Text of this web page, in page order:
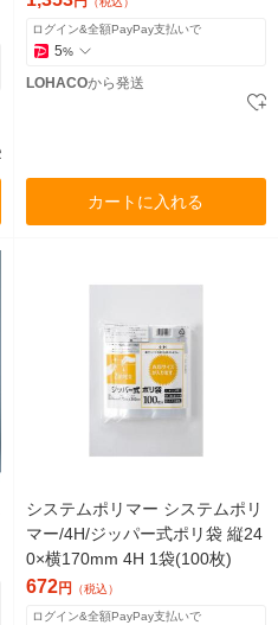
ログイン&全額PayPay支払いで
5%
LOHACOから発送
カートに入れる
システムポリマー システムポリ
マー/4H/ジッパー式ポリ袋 縦24
0×横170mm 4H 1袋(100枚)
672円 （税込）
ログイン&全額PayPay支払いで